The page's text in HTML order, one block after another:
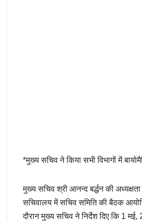
*मुख्य सचिव ने किया सभी विभागों में
मुख्य सचिव श्री आनन्द बर्द्धन की
सचिवालय में सचिव समिति की बैठक
दौरान मुख्य सचिव ने निर्देश दिए कि 1 मई,